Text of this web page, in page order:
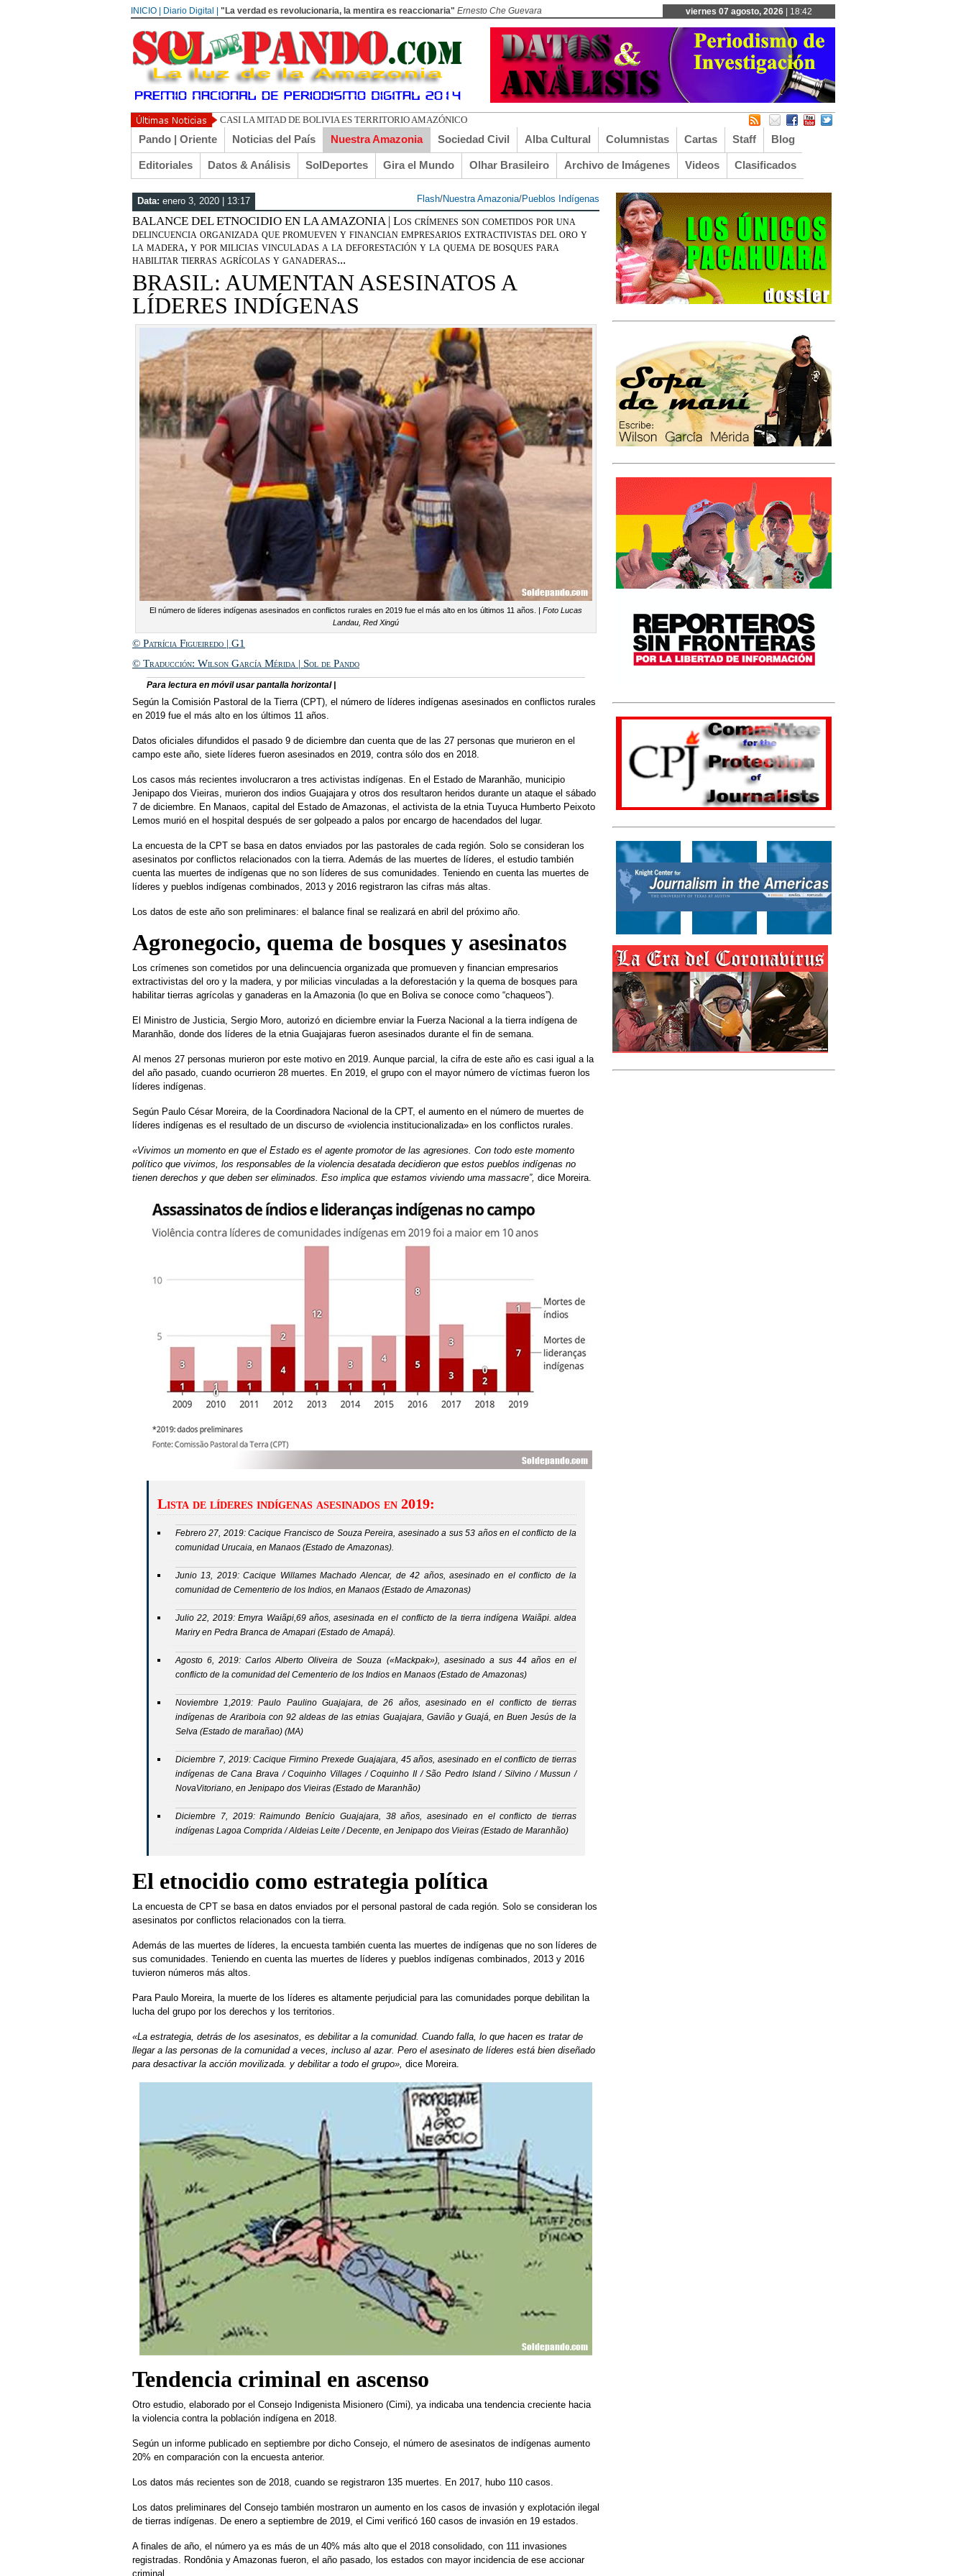
INICIO | Diario Digital | "La verdad es revolucionaria, la mentira es reaccionaria" Ernesto Che Guevara viernes 07 agosto, 2026 | 18:42
UN LIBERTARIO LLAMADO EL TUR
Pando | Oriente Noticias del País Nuestra Amazonia Sociedad Civil Alba Cultural Columnistas Cartas Staff Blog
Editoriales Datos & Análisis SolDeportes Gira el Mundo Olhar Brasileiro Archivo de Imágenes Videos Clasificados
Data: enero 3, 2020 | 13:17 Flash/Nuestra Amazonia/Pueblos Indígenas
BALANCE DEL ETNOCIDIO EN LA AMAZONIA | Los crímenes son cometidos por una
delincuencia organizada que promueven y financian empresarios extractivistas del oro y
la madera, y por milicias vinculadas a la deforestación y la quema de bosques para
habilitar tierras agrícolas y ganaderas...
BRASIL: AUMENTAN ASESINATOS A
LÍDERES INDÍGENAS
El número de líderes indígenas asesinados en conflictos rurales en 2019 fue el más alto en los últimos 11 años. | Foto Lucas
Landau, Red Xingú
© Patrícia Figueiredo | G1
© Traducción: Wilson García Mérida | Sol de Pando
Para lectura en móvil usar pantalla horizontal |
Según la Comisión Pastoral de la Tierra (CPT), el número de líderes indígenas asesinados en conflictos rurales
en 2019 fue el más alto en los últimos 11 años.
Datos oficiales difundidos el pasado 9 de diciembre dan cuenta que de las 27 personas que murieron en el
campo este año, siete líderes fueron asesinados en 2019, contra sólo dos en 2018.
Los casos más recientes involucraron a tres activistas indígenas. En el Estado de Maranhão, municipio
Jenipapo dos Vieiras, murieron dos indios Guajajara y otros dos resultaron heridos durante un ataque el sábado
7 de diciembre. En Manaos, capital del Estado de Amazonas, el activista de la etnia Tuyuca Humberto Peixoto
Lemos murió en el hospital después de ser golpeado a palos por encargo de hacendados del lugar.
La encuesta de la CPT se basa en datos enviados por las pastorales de cada región. Solo se consideran los
asesinatos por conflictos relacionados con la tierra. Además de las muertes de líderes, el estudio también
cuenta las muertes de indígenas que no son líderes de sus comunidades. Teniendo en cuenta las muertes de
líderes y pueblos indígenas combinados, 2013 y 2016 registraron las cifras más altas.
Los datos de este año son preliminares: el balance final se realizará en abril del próximo año.
Agronegocio, quema de bosques y asesinatos
Los crímenes son cometidos por una delincuencia organizada que promueven y financian empresarios
extractivistas del oro y la madera, y por milicias vinculadas a la deforestación y la quema de bosques para
habilitar tierras agrícolas y ganaderas en la Amazonia (lo que en Boliva se conoce como “chaqueos”).
El Ministro de Justicia, Sergio Moro, autorizó en diciembre enviar la Fuerza Nacional a la tierra indígena de
Maranhão, donde dos líderes de la etnia Guajajaras fueron asesinados durante el fin de semana.
Al menos 27 personas murieron por este motivo en 2019. Aunque parcial, la cifra de este año es casi igual a la
del año pasado, cuando ocurrieron 28 muertes. En 2019, el grupo con el mayor número de víctimas fueron los
líderes indígenas.
Según Paulo César Moreira, de la Coordinadora Nacional de la CPT, el aumento en el número de muertes de
líderes indígenas es el resultado de un discurso de «violencia institucionalizada» en los conflictos rurales.
«Vivimos un momento en que el Estado es el agente promotor de las agresiones. Con todo este momento
político que vivimos, los responsables de la violencia desatada decidieron que estos pueblos indígenas no
tienen derechos y que deben ser eliminados. Eso implica que estamos viviendo uma massacre”, dice Moreira.
Lista de líderes indígenas asesinados en 2019:
Febrero 27, 2019: Cacique Francisco de Souza Pereira, asesinado a sus 53 años en el conflicto de la
comunidad Urucaia, en Manaos (Estado de Amazonas).
Junio 13, 2019: Cacique Willames Machado Alencar, de 42 años, asesinado en el conflicto de la
comunidad de Cementerio de los Indios, en Manaos (Estado de Amazonas)
Julio 22, 2019: Emyra Waiãpi,69 años, asesinada en el conflicto de la tierra indígena Waiãpi. aldea
Mariry en Pedra Branca de Amapari (Estado de Amapá).
Agosto 6, 2019: Carlos Alberto Oliveira de Souza («Mackpak»), asesinado a sus 44 años en el
conflicto de la comunidad del Cementerio de los Indios en Manaos (Estado de Amazonas)
Noviembre 1,2019: Paulo Paulino Guajajara, de 26 años, asesinado en el conflicto de tierras
indígenas de Arariboia con 92 aldeas de las etnias Guajajara, Gavião y Guajá, en Buen Jesús de la
Selva (Estado de marañao) (MA)
Diciembre 7, 2019: Cacique Firmino Prexede Guajajara, 45 años, asesinado en el conflicto de tierras
indígenas de Cana Brava / Coquinho Villages / Coquinho II / São Pedro Island / Silvino / Mussun /
NovaVitoriano, en Jenipapo dos Vieiras (Estado de Maranhão)
Diciembre 7, 2019: Raimundo Benício Guajajara, 38 años, asesinado en el conflicto de tierras
indígenas Lagoa Comprida / Aldeias Leite / Decente, en Jenipapo dos Vieiras (Estado de Maranhão)
El etnocidio como estrategia política
La encuesta de CPT se basa en datos enviados por el personal pastoral de cada región. Solo se consideran los
asesinatos por conflictos relacionados con la tierra.
Además de las muertes de líderes, la encuesta también cuenta las muertes de indígenas que no son líderes de
sus comunidades. Teniendo en cuenta las muertes de líderes y pueblos indígenas combinados, 2013 y 2016
tuvieron números más altos.
Para Paulo Moreira, la muerte de los líderes es altamente perjudicial para las comunidades porque debilitan la
lucha del grupo por los derechos y los territorios.
«La estrategia, detrás de los asesinatos, es debilitar a la comunidad. Cuando falla, lo que hacen es tratar de
llegar a las personas de la comunidad a veces, incluso al azar. Pero el asesinato de líderes está bien diseñado
para desactivar la acción movilizada. y debilitar a todo el grupo», dice Moreira.
Tendencia criminal en ascenso
Otro estudio, elaborado por el Consejo Indigenista Misionero (Cimi), ya indicaba una tendencia creciente hacia
la violencia contra la población indígena en 2018.
Según un informe publicado en septiembre por dicho Consejo, el número de asesinatos de indígenas aumento
20% en comparación con la encuesta anterior.
Los datos más recientes son de 2018, cuando se registraron 135 muertes. En 2017, hubo 110 casos.
Los datos preliminares del Consejo también mostraron un aumento en los casos de invasión y explotación ilegal
de tierras indígenas. De enero a septiembre de 2019, el Cimi verificó 160 casos de invasión en 19 estados.
A finales de año, el número ya es más de un 40% más alto que el 2018 consolidado, con 111 invasiones
registradas. Rondônia y Amazonas fueron, el año pasado, los estados con mayor incidencia de ese accionar
criminal.